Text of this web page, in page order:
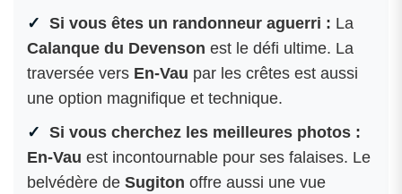
Si vous êtes un randonneur aguerri : La
Calanque du Devenson est le défi ultime. La
traversée vers En-Vau par les crêtes est aussi
une option magnifique et technique.
Si vous cherchez les meilleures photos :
En-Vau est incontournable pour ses falaises. Le
belvédère de Sugiton offre aussi une vue